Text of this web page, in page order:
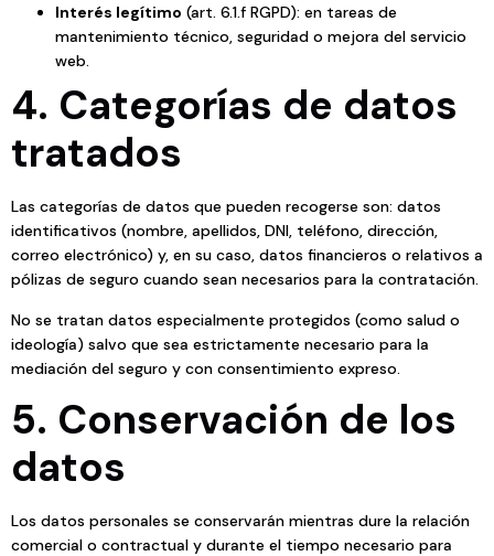
Interés legítimo (art. 6.1.f RGPD): en tareas de
mantenimiento técnico, seguridad o mejora del servicio
web.
4. Categorías de datos
tratados
Las categorías de datos que pueden recogerse son: datos
identificativos (nombre, apellidos, DNI, teléfono, dirección,
correo electrónico) y, en su caso, datos financieros o relativos a
pólizas de seguro cuando sean necesarios para la contratación.
No se tratan datos especialmente protegidos (como salud o
ideología) salvo que sea estrictamente necesario para la
mediación del seguro y con consentimiento expreso.
5. Conservación de los
datos
Los datos personales se conservarán mientras dure la relación
comercial o contractual y durante el tiempo necesario para